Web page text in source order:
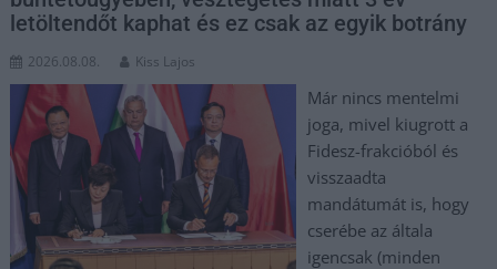
letöltendőt kaphat és ez csak az egyik botrány
2026.08.08. Kiss Lajos
Már nincs mentelmi
joga, mivel kiugrott a
Fidesz-frakcióból és
visszaadta
mandátumát is, hogy
cserébe az általa
igencsak (minden